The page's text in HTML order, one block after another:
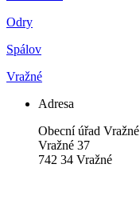
Odry
Spálov
Vražné
Adresa
Obecní úřad Vražné
Vražné 37
742 34 Vražné